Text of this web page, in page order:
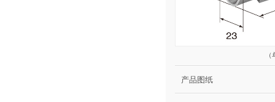
产品图纸